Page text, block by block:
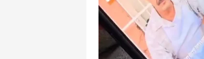
mevzuata uygun olarak